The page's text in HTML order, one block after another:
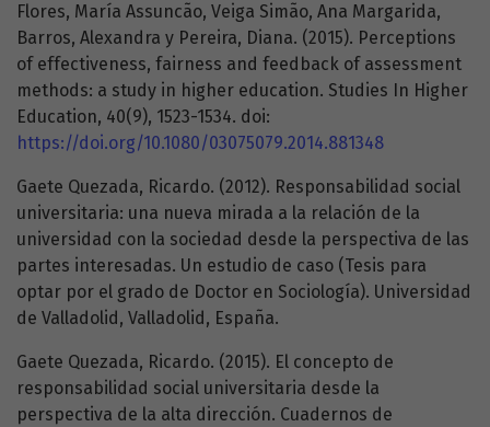
Flores, María Assuncão, Veiga Simão, Ana Margarida,
Barros, Alexandra y Pereira, Diana. (2015). Perceptions
of effectiveness, fairness and feedback of assessment
methods: a study in higher education. Studies In Higher
Education, 40(9), 1523-1534. doi:
https://doi.org/10.1080/03075079.2014.881348
Gaete Quezada, Ricardo. (2012). Responsabilidad social
universitaria: una nueva mirada a la relación de la
universidad con la sociedad desde la perspectiva de las
partes interesadas. Un estudio de caso (Tesis para
optar por el grado de Doctor en Sociología). Universidad
de Valladolid, Valladolid, España.
Gaete Quezada, Ricardo. (2015). El concepto de
responsabilidad social universitaria desde la
perspectiva de la alta dirección. Cuadernos de